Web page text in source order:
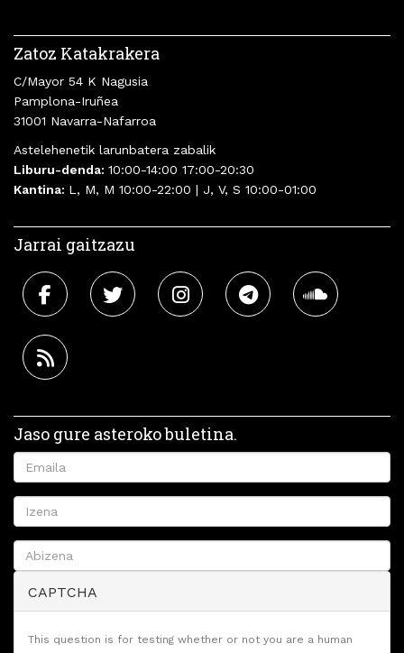
Zatoz Katakrakera
C/Mayor 54 K Nagusia
Pamplona-Iruñea
31001 Navarra-Nafarroa
Astelehenetik larunbatera zabalik
Liburu-denda: 10:00-14:00 17:00-20:30
Kantina: L, M, M 10:00-22:00 | J, V, S 10:00-01:00
Jarrai gaitzazu
Jaso gure asteroko buletina.
CAPTCHA
This question is for testing whether or not you are a human